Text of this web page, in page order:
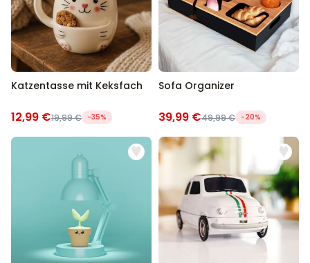
Katzentasse mit Keksfach
12,99 €19,99 € -35%
Sofa Organizer
39,99 €49,99 € -20%